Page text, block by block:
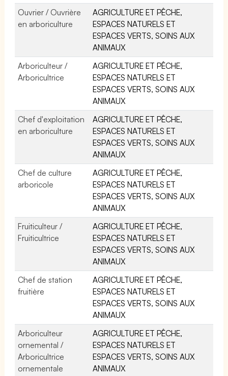
Ouvrier / Ouvrière
en arboriculture
AGRICULTURE ET PÊCHE,
ESPACES NATURELS ET
ESPACES VERTS, SOINS AUX
ANIMAUX
Arboriculteur /
Arboricultrice
AGRICULTURE ET PÊCHE,
ESPACES NATURELS ET
ESPACES VERTS, SOINS AUX
ANIMAUX
Chef d'exploitation
en arboriculture
AGRICULTURE ET PÊCHE,
ESPACES NATURELS ET
ESPACES VERTS, SOINS AUX
ANIMAUX
Chef de culture
arboricole
AGRICULTURE ET PÊCHE,
ESPACES NATURELS ET
ESPACES VERTS, SOINS AUX
ANIMAUX
Fruiticulteur /
Fruiticultrice
AGRICULTURE ET PÊCHE,
ESPACES NATURELS ET
ESPACES VERTS, SOINS AUX
ANIMAUX
Chef de station
fruitière
AGRICULTURE ET PÊCHE,
ESPACES NATURELS ET
ESPACES VERTS, SOINS AUX
ANIMAUX
Arboriculteur
ornemental /
Arboricultrice
ornementale
AGRICULTURE ET PÊCHE,
ESPACES NATURELS ET
ESPACES VERTS, SOINS AUX
ANIMAUX